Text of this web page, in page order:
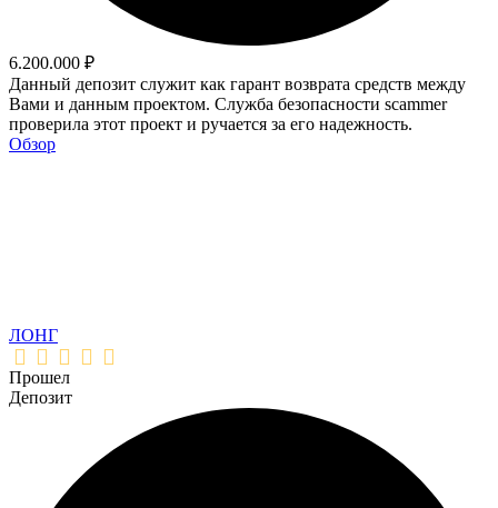
6.200.000 ₽
Данный депозит служит как гарант возврата средств между
Вами и данным проектом. Служба безопасности scammer
проверила этот проект и ручается за его надежность.
Обзор
ЛОНГ
Прошел
Депозит